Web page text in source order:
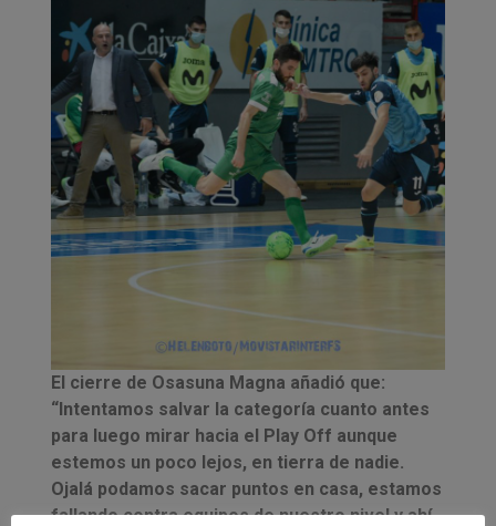
El cierre de Osasuna Magna añadió que:
“Intentamos salvar la categoría cuanto antes
para luego mirar hacia el Play Off aunque
estemos un poco lejos, en tierra de nadie.
Ojalá podamos sacar puntos en casa, estamos
fallando contra equipos de nuestro nivel y ahí